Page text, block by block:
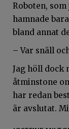
Roboten,
hamnade
bland annat
– Var snäll
Jag höll dock
åtminstone
har redan
är avslutat.